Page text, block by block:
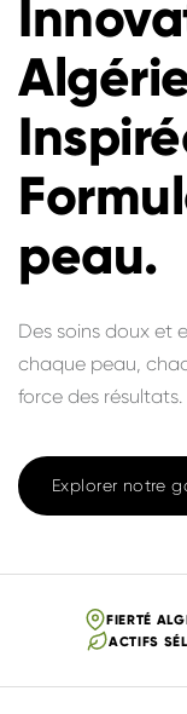
peau.
Des soins doux et
chaque peau,
force des résultats.
Explorer notre
FIERTÉ
ACTIFS